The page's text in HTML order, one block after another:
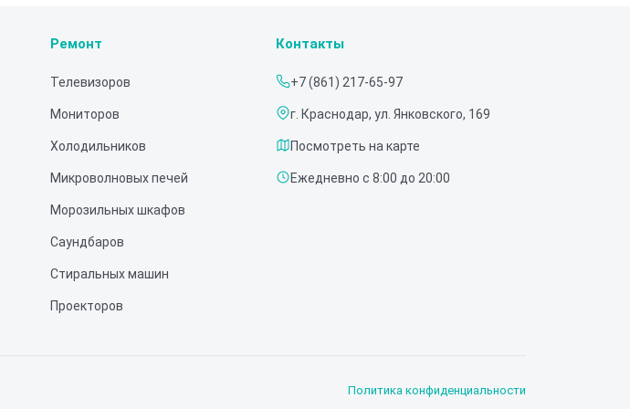
Ремонт
Телевизоров
Мониторов
Холодильников
Микроволновых печей
Морозильных шкафов
Саундбаров
Стиральных машин
Проекторов
Контакты
+7 (861) 217-65-97
г. Краснодар, ул. Янковского, 169
Посмотреть на карте
Ежедневно с 8:00 до 20:00
Политика конфиденциальности